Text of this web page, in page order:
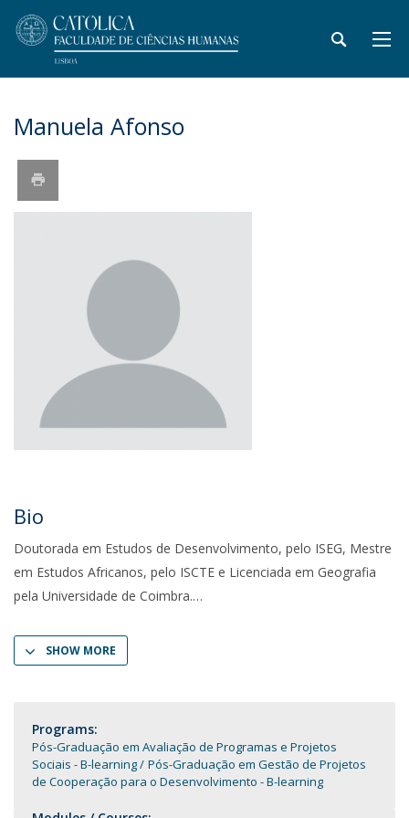
Manuela Afonso
Bio
Doutorada em Estudos de Desenvolvimento, pelo ISEG, Mestre
em Estudos Africanos, pelo ISCTE e Licenciada em Geografia
pela Universidade de Coimbra.
SHOW MORE
Programs:
Pós-Graduação em Avaliação de Programas e Projetos
Sociais - B-learning
Pós-Graduação em Gestão de Projetos
de Cooperação para o Desenvolvimento - B-learning